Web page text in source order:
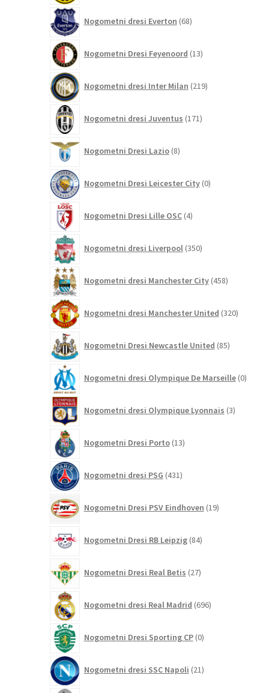
Nogometni dresi Everton 68izdelkov
Nogometni Dresi Feyenoord 13izdelkov
Nogometni dresi Inter Milan 219izdelkov
Nogometni dresi Juventus 171izdelkov
Nogometni Dresi Lazio 8izdelkov
Nogometni Dresi Leicester City 0izdelkov
Nogometni Dresi Lille OSC 4izdelki
Nogometni dresi Liverpool 350izdelkov
Nogometni dresi Manchester City 458izdelkov
Nogometni dresi Manchester United 320izdelkov
Nogometni Dresi Newcastle United 85izdelkov
Nogometni dresi Olympique De Marseille 0
Nogometni dresi Olympique Lyonnais 3izdelki
Nogometni Dresi Porto 13izdelkov
Nogometni dresi PSG 431izdelkov
Nogometni Dresi PSV Eindhoven 19izdelkov
Nogometni Dresi RB Leipzig 84izdelkov
Nogometni Dresi Real Betis 27izdelkov
Nogometni dresi Real Madrid 696izdelkov
Nogometni Dresi Sporting CP 0izdelkov
Nogometni dresi SSC Napoli 21izdelkov